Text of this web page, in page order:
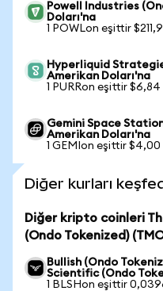
Powell Industries
Doları'na
1 POWLon eşittir
Hyperliquid
Amerikan Doları'na
1 PURRon eşittir $6,84
Gemini Space
Amerikan Doları'na
1 GEMIon eşittir $4,00
Diğer kurları
Diğer kripto coinleri
(Ondo Tokenized)
Bullish (Ondo
Scientific (Ondo
1 BLSHon eşittir